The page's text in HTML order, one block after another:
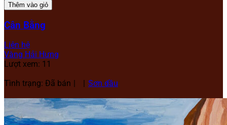
Thêm vào giỏ
Cân Bằng
Liên hệ
Vàng Hải Hưng
Lượt xem: 11
Tình trạng: Đã bán
Sơn dầu